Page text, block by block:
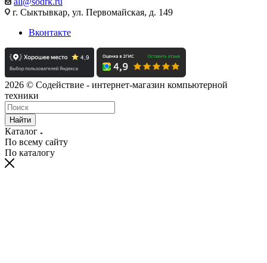
г. Сыктывкар, ул. Первомайская, д. 149
Вконтакте
2026 © Содействие - интернет-магазин компьютерной
техники
Найти
Каталог
По всему сайту
По каталогу